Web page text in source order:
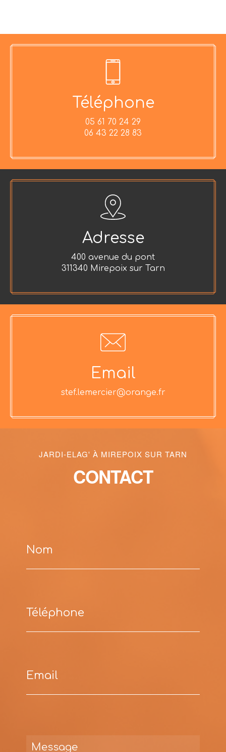
Téléphone
05 61 70 24 29
06 43 22 28 83
Adresse
400 avenue du pont
311340 Mirepoix sur Tarn
Email
stef.lemercier@orange.fr
JARDI-ELAG' À MIREPOIX SUR TARN
CONTACT
Nom
Téléphone
Email